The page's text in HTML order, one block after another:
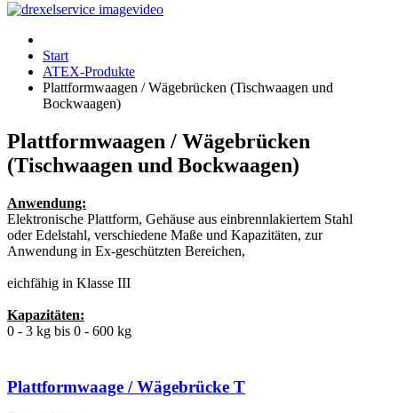
Start
ATEX-Produkte
Plattformwaagen / Wägebrücken (Tischwaagen und
Bockwaagen)
Plattformwaagen / Wägebrücken
(Tischwaagen und Bockwaagen)
Anwendung:
Elektronische Plattform, Gehäuse aus einbrennlakiertem Stahl
oder Edelstahl, verschiedene Maße und Kapazitäten, zur
Anwendung in Ex-geschützten Bereichen,
eichfähig in Klasse III
Kapazitäten:
0 - 3 kg bis 0 - 600 kg
Plattformwaage / Wägebrücke T